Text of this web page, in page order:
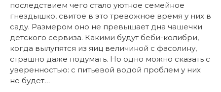
последствием чего стало уютное семейное
гнездышко, свитое в это тревожное время у них в
саду. Размером оно не превышает дна чашечки
детского сервиза. Какими будут беби-колибри,
когда вылупятся из яиц величиной с фасолину,
страшно даже подумать. Но одно можно сказать с
уверенностью: с питьевой водой проблем у них
не будет…